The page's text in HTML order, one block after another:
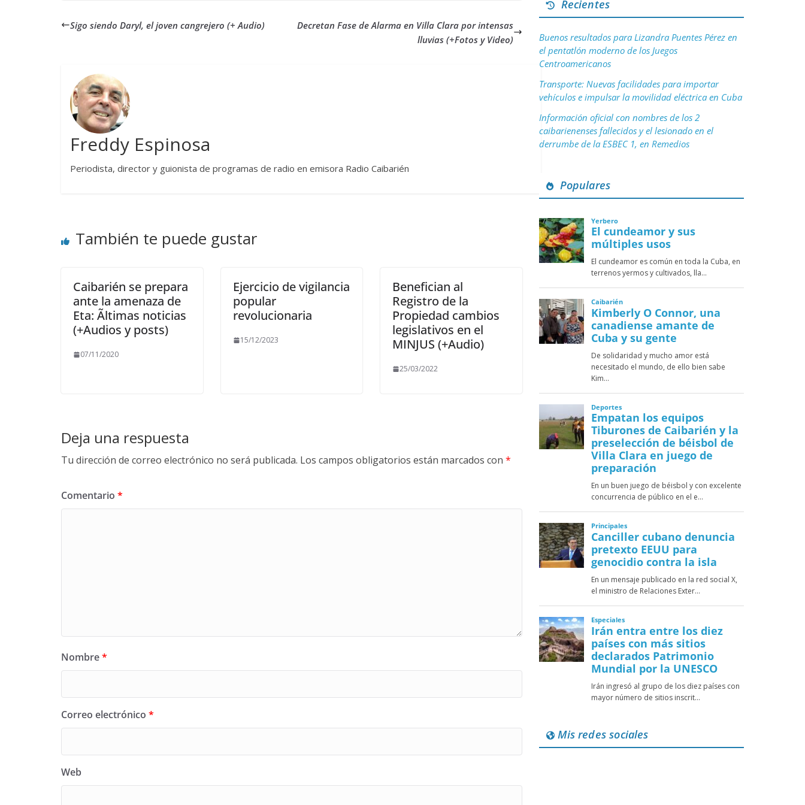
Sigo siendo Daryl, el joven cangrejero (+ Audio)
Decretan Fase de Alarma en Villa Clara por intensas
lluvias (+Fotos y Video)
Freddy Espinosa
Periodista, director y guionista de programas de radio en emisora Radio Caibarién
También te puede gustar
Caibarién se prepara
ante la amenaza de
Eta: Ãltimas noticias
(+Audios y posts)
07/11/2020
Ejercicio de vigilancia
popular
revolucionaria
15/12/2023
Benefician al
Registro de la
Propiedad cambios
legislativos en el
MINJUS (+Audio)
25/03/2022
Deja una respuesta
Tu dirección de correo electrónico no será publicada. Los campos obligatorios están marcados con *
Comentario *
Nombre*
Correo electrónico *
Web
Recientes
Buenos resultados para Lizandra Puentes Pérez en
el pentatlón moderno de los Juegos
Centroamericanos
Transporte: Nuevas facilidades para importar
vehículos e impulsar la movilidad eléctrica en Cuba
Información oficial con nombres de los 2
caibarienenses fallecidos y el lesionado en el
derrumbe de la ESBEC 1, en Remedios
Populares
Mis redes sociales